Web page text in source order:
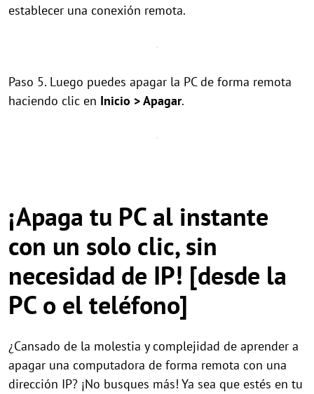
establecer una conexión remota.
Paso 5. Luego puedes apagar la PC de forma remota
haciendo clic en Inicio > Apagar.
¡Apaga tu PC al instante
con un solo clic, sin
necesidad de IP! [desde la
PC o el teléfono]
¿Cansado de la molestia y complejidad de aprender a
apagar una computadora de forma remota con una
dirección IP? ¡No busques más! Ya sea que estés en tu